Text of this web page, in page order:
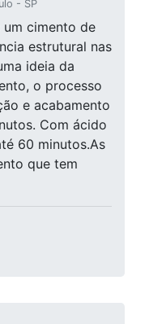
- SP
um cimento de
estrutural nas
ideia da
o processo
e acabamento
Com ácido
60 minutos.As
que tem